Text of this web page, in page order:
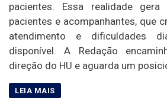
pacientes. Essa realidade gera
pacientes e acompanhantes, que
atendimento e dificuldades
disponível. A Redação
direção do HU e aguarda um